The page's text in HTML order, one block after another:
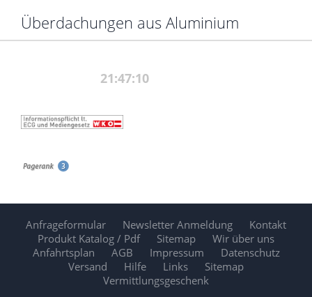
Überdachungen aus Aluminium
Anfrageformular Newsletter Anmeldung
Kontakt
Produkt Katalog / Pdf
Sitemap
Wir über uns
Anfahrtsplan
AGB Impressum
Datenschutz
Versand
Hilfe Links
Sitemap
Vermittlungsgeschenk